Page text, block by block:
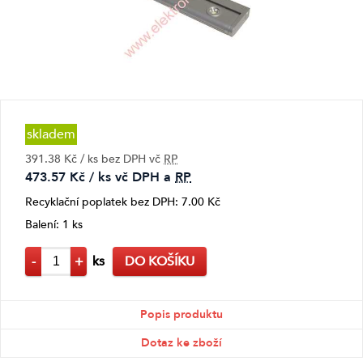
skladem
391.38 Kč / ks bez DPH vč RP
473.57 Kč / ks vč DPH a RP
Recyklační poplatek bez DPH: 7.00 Kč
Balení: 1 ks
- + ks DO KOŠÍKU
Popis produktu
Dotaz ke zboží